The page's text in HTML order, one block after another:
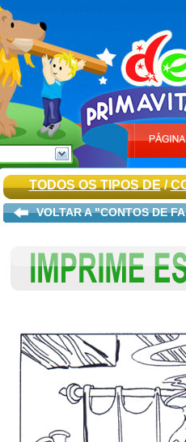
TODOS OS TIPOS DE/
VOLTAR A "CONTOS DE